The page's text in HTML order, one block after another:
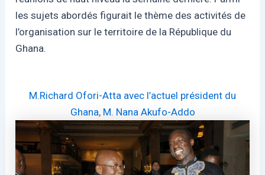
les sujets abordés figurait le thème des activités de
l’organisation sur le territoire de la République du
Ghana.
M.Richard Ofori-Atta avec l’actuel président du
Ghana, M. Nana Akufo-Addo